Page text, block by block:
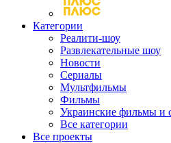
Категории
Реалити-шоу
Развлекательные шоу
Новости
Сериалы
Мультфильмы
Фильмы
Украинские фильмы и
Все категории
Все проекты